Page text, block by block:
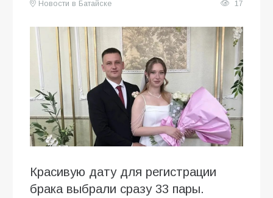
Новости в Батайске
17
Красивую дату для регистрации
брака выбрали сразу 33 пары.